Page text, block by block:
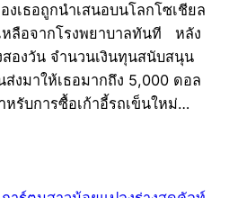
งเธอถูกนำเสนอบนโลกโซเชียล
หลือจากโรงพยาบาลทันที หลัง
องวัน จำนวนเงินทุนสนับสนุน
งมาให้เธอมากถึง 5,000 ดอล
หรับการซื้อเก้าอี้รถเข็นใหม่…